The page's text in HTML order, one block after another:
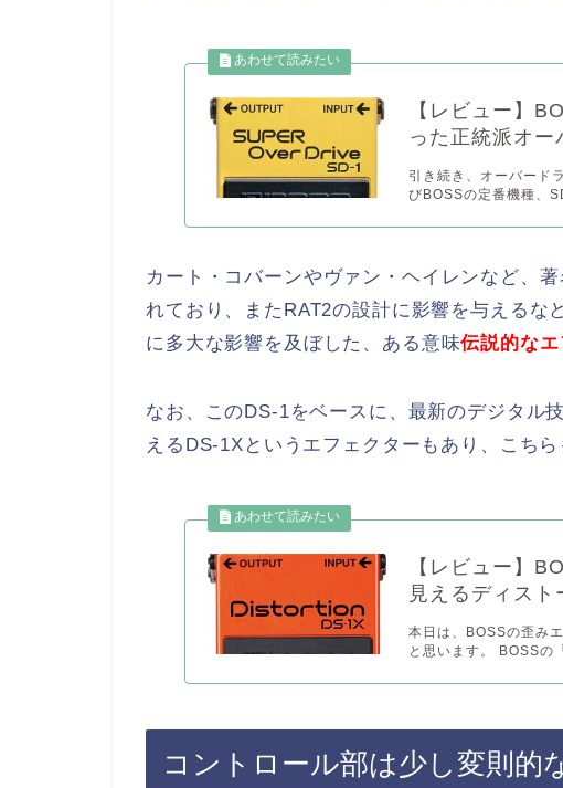
【レビュー】
った正統派オー
引き続き、オーバード
びBOSSの定番機種、
カート・コバーンやヴァン・ヘイレンなど、
れており、またRAT2の設計に影響を与えるな
に多大な影響を及ぼした、ある意味伝説的な
なお、このDS-1をベースに、最新のデジタル
えるDS-1Xというエフェクターもあり、こち
【レビュー】
見えるディスト
本日は、BOSSの歪み
と思います。 BOSSの
コントロール部は少し変則的